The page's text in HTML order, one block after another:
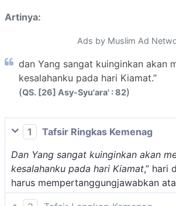
Artinya:
Ads by Muslim Ad
dan Yang sangat kuinginkan akan
kesalahanku pada hari Kiamat.”
(QS. [26] Asy-Syu'ara' : 82)
1
Tafsir Ringkas Kemenag
Dan Yang sangat kuinginkan akan
kesalahanku pada hari Kiamat,” hari
harus mempertanggungjawabkan